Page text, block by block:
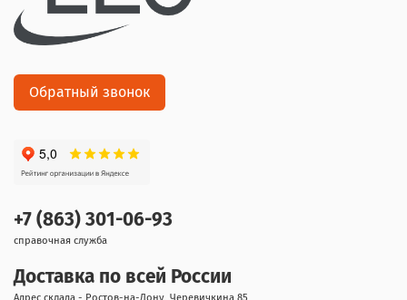
+7 (863) 301-06-93
справочная служба
Доставка по всей России
Обратный звонок